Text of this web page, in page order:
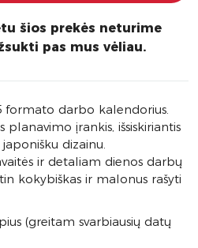
šios prekės neturime
pas mus vėliau.
formato darbo kalendorius.
planavimo įrankis, išsiskiriantis
dizainu.
ir detaliam dienos darbų
kokybiškas ir malonus rašyti
(greitam svarbiausių datų